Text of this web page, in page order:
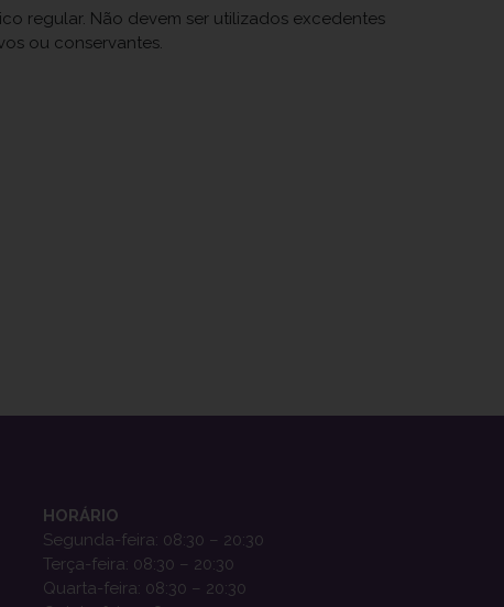
regular. Não devem ser utilizados excedentes
ou conservantes.
HORÁRIO
Segunda-feira: 08:30 – 20:30
Terça-feira: 08:30 – 20:30
Quarta-feira: 08:30 – 20:30